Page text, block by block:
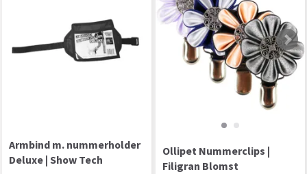
Armbind m. nummerholder
Deluxe | Show Tech
Ollipet Nummerclips |
Filigran Blomst